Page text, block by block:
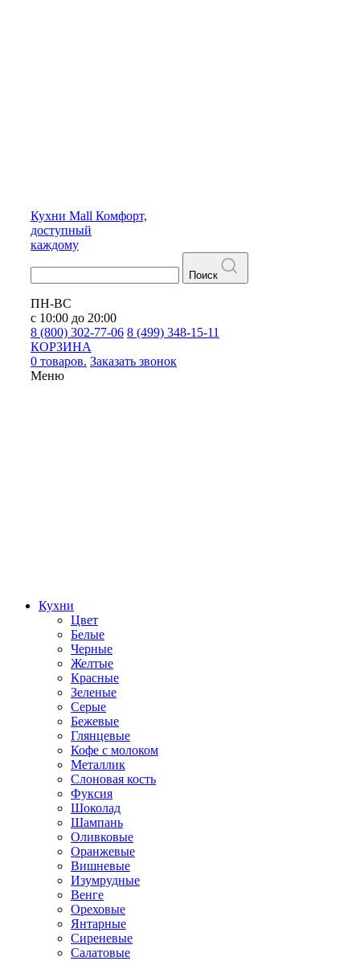
Кухни Mall Комфорт,
доступный
каждому
Поиск
ПН-ВС
с 10:00 до 20:00
8 (800) 302-77-06 8 (499) 348-15-11
КОРЗИНА
0 товаров. Заказать звонок
Меню
Кухни
Цвет
Белые
Черные
Желтые
Красные
Зеленые
Серые
Бежевые
Глянцевые
Кофе с молоком
Металлик
Слоновая кость
Фуксия
Шоколад
Шампань
Оливковые
Оранжевые
Вишневые
Изумрудные
Венге
Ореховые
Янтарные
Сиреневые
Салатовые